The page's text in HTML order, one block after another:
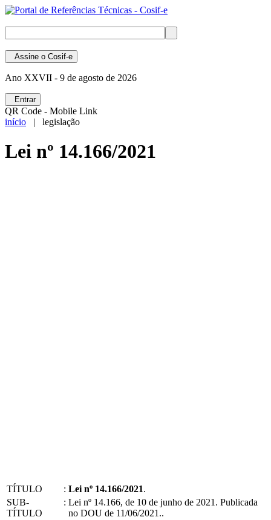
Assine o Cosif-e
Ano XXVII - 9 de agosto de 2026
Entrar
QR Code - Mobile Link
início | legislação
Lei nº 14.166/2021
TÍTULO : Lei nº 14.166/2021.
SUB-
TÍTULO
: Lei nº 14.166, de 10 de junho de 2021. Publicada
no DOU de 11/06/2021..